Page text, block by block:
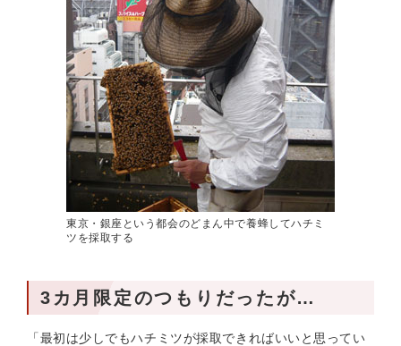
東京・銀座という都会のどまん中で養蜂してハチミ
ツを採取する
3カ月限定のつもりだったが…
「最初は少しでもハチミツが採取できればいいと思ってい